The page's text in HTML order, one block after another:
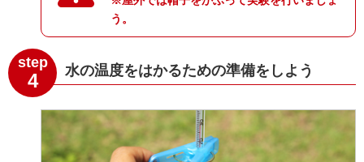
う。
step
4 水の温度をはかるための準備をしよう